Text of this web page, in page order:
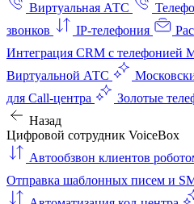
Виртуальная АТС
звонков
IP-телефония
Интеграция CRM с телефонией
Виртуальной АТС
для Call-центра
Золотые
Назад
Цифровой сотрудник VoiceBox
Автообзвон клиентов
Отправка шаблонных писем и